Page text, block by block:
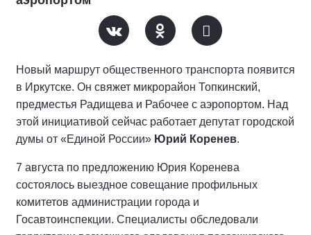
Новый маршрут общественного транспорта появится
в Иркутске. Он свяжет микрорайон Топкинский,
предместья Радищева и Рабочее с аэропортом. Над
этой инициативой сейчас работает депутат городской
думы от «Единой России» Юрий Коренев.
7 августа по предложению Юрия Коренева
состоялось выездное совещание профильных
комитетов администрации города и
Госавтоинспекции. Специалисты обследовали